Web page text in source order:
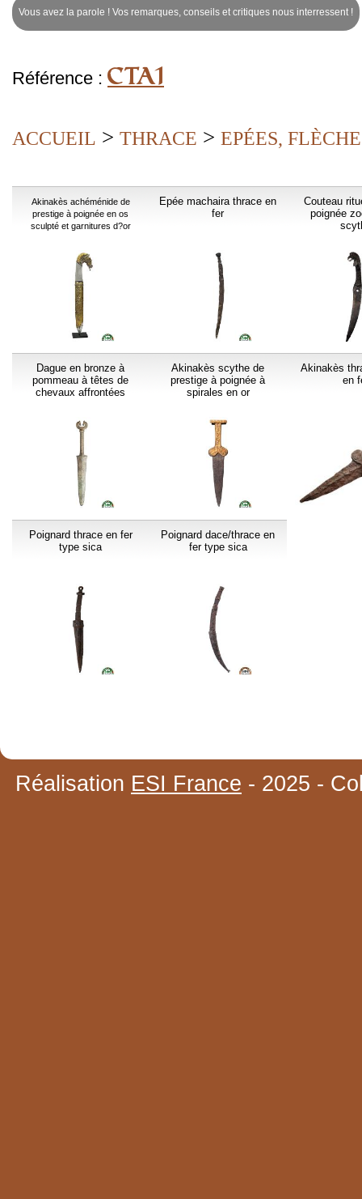
Vous avez la parole ! Vos remarques, conseils et critiques nous interressent !
Référence : CTA1
ACCUEIL > THRACE > EPÉES,
Akinakès achéménide de
prestige à poignée en os
sculpté et garnitures d?or
Epée machaira thrace en
fer
Couteau
poignée
Dague en bronze à
pommeau à têtes de
chevaux affrontées
Akinakès scythe de
prestige à poignée à
spirales en or
Akinakès
en
Poignard thrace en fer
type sica
Poignard dace/thrace en
fer type sica
Réalisation ESI France - 2025 -